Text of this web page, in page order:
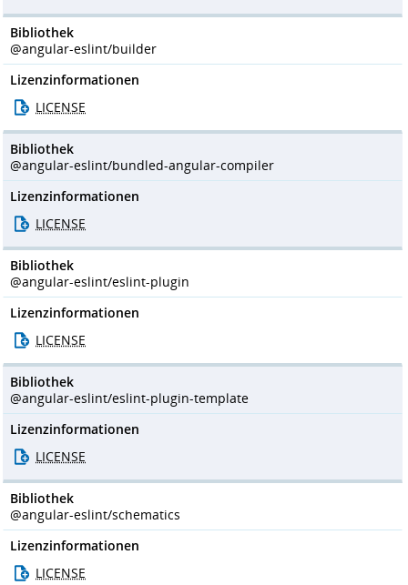
Bibliothek
@angular-eslint/builder
Lizenzinformationen
LICENSE
Bibliothek
@angular-eslint/bundled-angular-compiler
Lizenzinformationen
LICENSE
Bibliothek
@angular-eslint/eslint-plugin
Lizenzinformationen
LICENSE
Bibliothek
@angular-eslint/eslint-plugin-template
Lizenzinformationen
LICENSE
Bibliothek
@angular-eslint/schematics
Lizenzinformationen
LICENSE